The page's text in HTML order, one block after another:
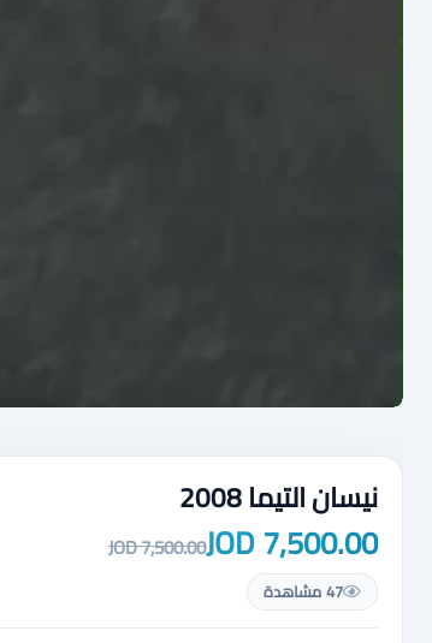
نيسان التيما 2008
7,500.00 JOD
7,500.00 JOD
47 مشاهدة